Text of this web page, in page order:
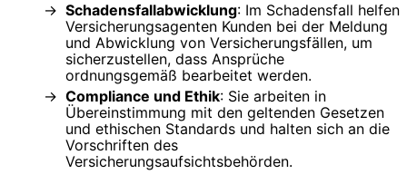
Schadensfallabwicklung: Im Schadensfall helfen
Versicherungsagenten Kunden bei der Meldung
und Abwicklung von Versicherungsfällen, um
sicherzustellen, dass Ansprüche
ordnungsgemäß bearbeitet werden.
Compliance und Ethik: Sie arbeiten in
Übereinstimmung mit den geltenden Gesetzen
und ethischen Standards und halten sich an die
Vorschriften des
Versicherungsaufsichtsbehörden.